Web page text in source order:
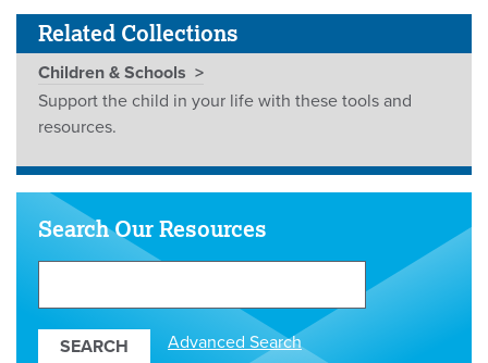
Related Collections
Children & Schools
Support the child in your life with these tools and
resources.
Search Our Resources
Advanced Search